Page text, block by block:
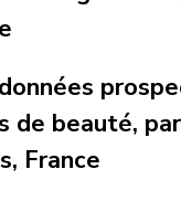
de beauté,
France